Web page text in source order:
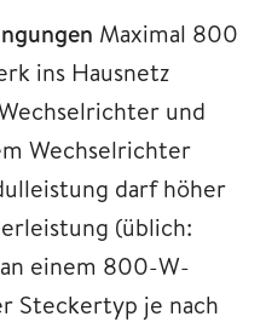
Maximal 800
ins Hausnetz
und
Wechselrichter
darf höher
(üblich:
einem 800-W-
Steckertyp je nach